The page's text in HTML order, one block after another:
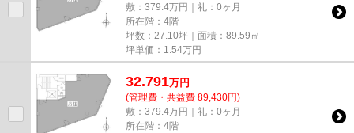
敷：379.4万円｜礼：0ヶ月
所在階：4階
坪数：27.10坪｜面積：89.59㎡
坪単価： 1.54万円
32.791万円
(管理費・共益費 89,430円)
敷：379.4万円｜礼：0ヶ月
所在階：4階